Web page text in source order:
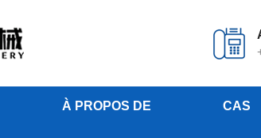
À PROPOS DE CAS